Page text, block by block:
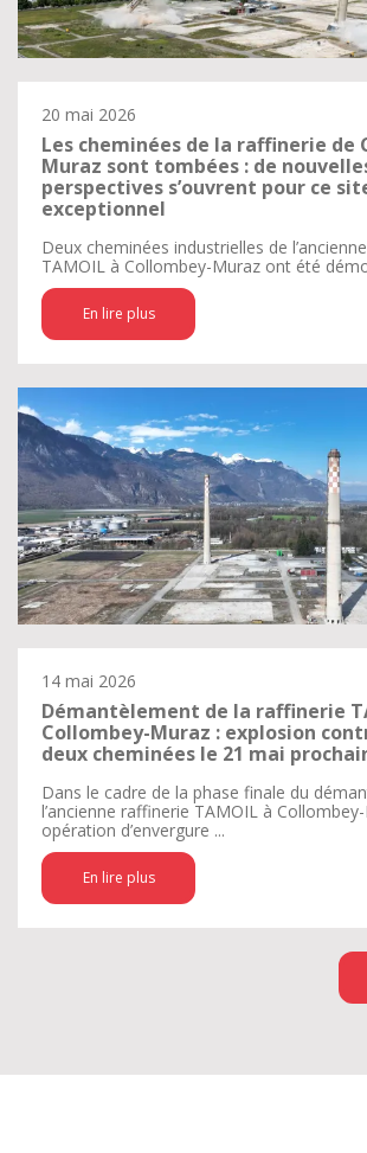
20 mai 2026
Les cheminées de la raffinerie de
Muraz sont tombées : de
perspectives s’ouvrent pour ce
exceptionnel
Deux cheminées industrielles de
TAMOIL à Collombey-Muraz ont été
En lire plus
14 mai 2026
Démantèlement de la raffinerie
Collombey-Muraz : explosion
deux cheminées le 21 mai
Dans le cadre de la phase finale du
l’ancienne raffinerie TAMOIL à
opération d’envergure ...
En lire plus